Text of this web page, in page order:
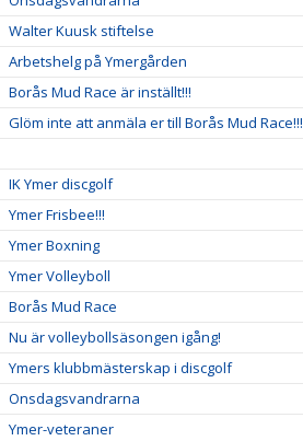
Walter Kuusk stiftelse
Arbetshelg på Ymergården
Borås Mud Race är inställt!!!
Glöm inte att anmäla er till Borås Mud Race!!!
IK Ymer discgolf
Ymer Frisbee!!!
Ymer Boxning
Ymer Volleyboll
Borås Mud Race
Nu är volleybollsäsongen igång!
Ymers klubbmästerskap i discgolf
Onsdagsvandrarna
Ymer-veteraner